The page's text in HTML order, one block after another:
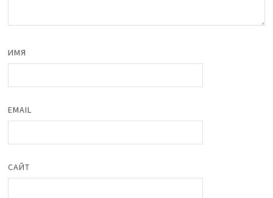
ИМЯ
EMAIL
САЙТ